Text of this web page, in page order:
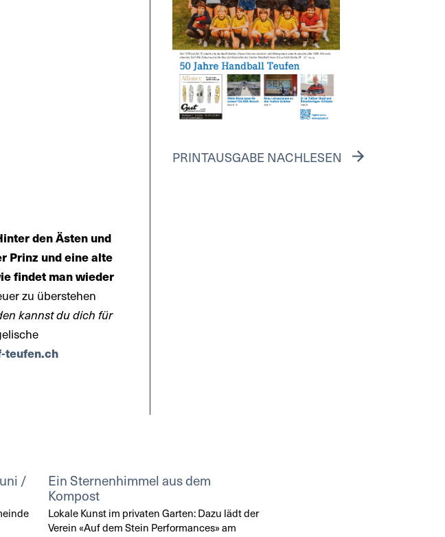
den Ästen und
Prinz und eine alte
findet man wieder
zu überstehen
kannst du dich für
teufen.ch
PRINTAUSGABE NACHLESEN
/
Ein Sternenhimmel aus dem
Kompost
Lokale Kunst im privaten Garten: Dazu lädt der
Verein «Auf dem Stein Performances» am